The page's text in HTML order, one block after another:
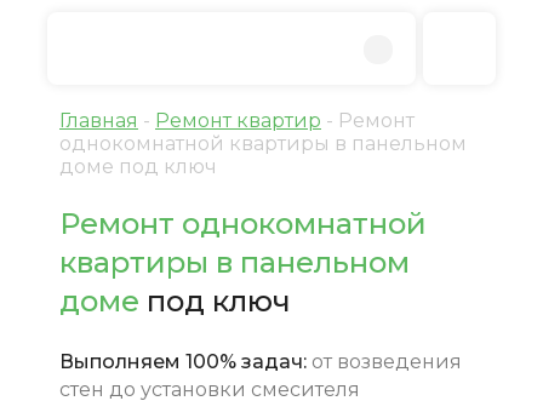
Главная - Ремонт квартир - Ремонт
однокомнатной квартиры в панельном
доме под ключ
Ремонт однокомнатной
квартиры в панельном
доме под ключ
Выполняем 100% задач: от возведения
стен до установки смесителя